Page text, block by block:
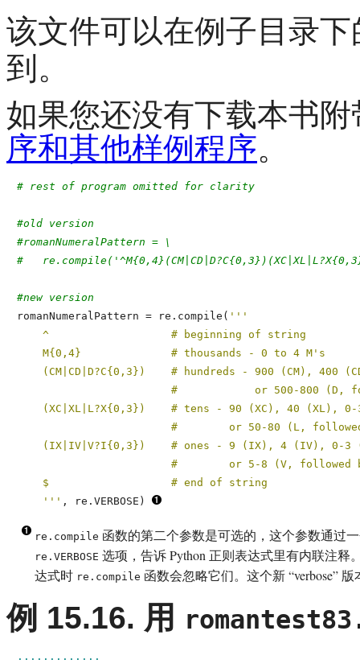
该文件可以在例子目录
到。
如果您还没有下载本书
序和其他样例程序。
# rest of program omitted for clarity
#old version
#romanNumeralPattern = \
#
#new version
romanNumeralPattern = re.compile( '''
    ^                   # beginning of string
    M{0,4}              # thousands - 0 to 4 M's
(CM|CD|D?C{0,3})    # hundreds - 900 (CM), 400
#            or 500-800 (D,
(XC|XL|L?X{0,3})    # tens - 90 (XC), 40 (XL),
#        or 50-80 (L,
(IX|IV|V?I{0,3})    # ones - 9 (IX), 4 (IV), 0-3
#        or 5-8 (V, followed
    $                   # end of string
    '''
, re.VERBOSE)
re.compile 函数的第二个参数是可选的，这个参数通过
re.VERBOSE 选项，告诉Python 正则表达式里有内联注释
达式时 re.compile 函数会忽略它们。这个新 “verbose” 版
例 15.16. 用
.............